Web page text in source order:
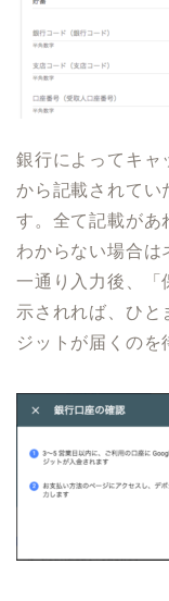
銀行によってキャ
から記載されてい
す。全て記載があ
わからない場合は
一通り入力後、「
示されれば、ひと
ジットが届くのを